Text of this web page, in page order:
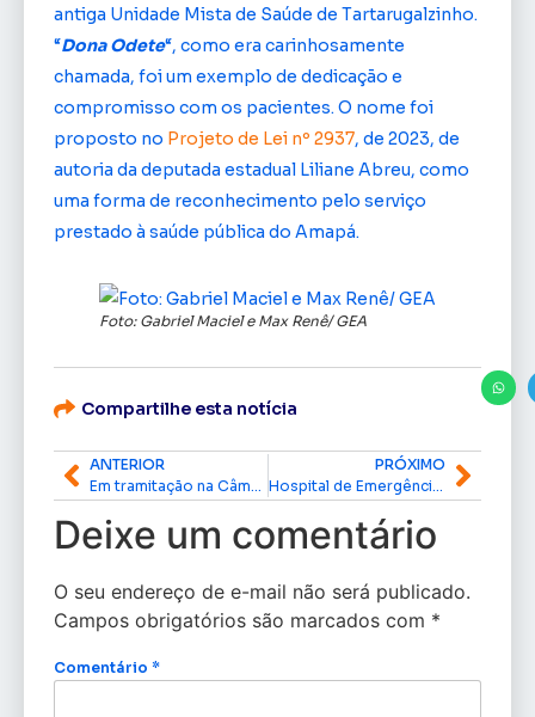
antiga Unidade Mista de Saúde de Tartarugalzinho.
“Dona Odete“, como era carinhosamente
chamada, foi um exemplo de dedicação e
compromisso com os pacientes. O nome foi
proposto no Projeto de Lei nº 2937, de 2023, de
autoria da deputada estadual Liliane Abreu, como
uma forma de reconhecimento pelo serviço
prestado à saúde pública do Amapá.
Foto: Gabriel Maciel e Max Renê/ GEA
Compartilhe esta notícia
ANTERIOR
PRÓXIMO
Deixe um comentário
O seu endereço de e-mail não será publicado.
Campos obrigatórios são marcados com *
Comentário *